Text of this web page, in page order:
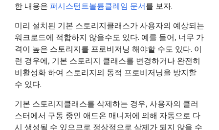
한 내용은 퍼시스턴트볼륨클레임 문서를 보자.
미리 설치된 기본 스토리지클래스가 사용자의 예상되는
워크로드에 적합하지 않을수도 있다. 예를 들어, 너무 가
격이 높은 스토리지를 프로비저닝 해야할 수도 있다. 이
런 경우에, 기본 스토리지 클래스를 변경하거나 완전히
비활성화 하여 스토리지의 동적 프로비저닝을 방지할
수 있다.
기본 스토리지클래스를 삭제하는 경우, 사용자의 클러
스터에서 구동 중인 애드온 매니저에 의해 자동으로 다
시 생성될 수 있으므로 정상적으로 삭제가 되지 않을 수